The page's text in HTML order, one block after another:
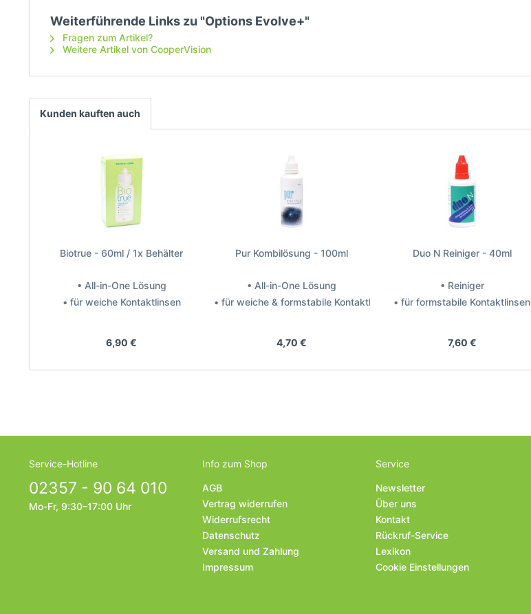
Weiterführende Links zu "Options Evolve+"
Fragen zum Artikel?
Weitere Artikel von CooperVision
Kunden kauften auch
Biotrue - 60ml / 1x Behälter
• All-in-One Lösung
• für weiche Kontaktlinsen
6,90 €
Pur Kombilösung - 100ml
• All-in-One Lösung
• für weiche & formstabile Kontaktlinsen
4,70 €
Duo N Reiniger - 40ml
• Reiniger
• für formstabile Kontaktlinsen
7,60 €
Service-Hotline
02357 - 90 64 010
Mo-Fr, 9:30–17:00 Uhr
Info zum Shop
AGB
Vertrag widerrufen
Widerrufsrecht
Datenschutz
Versand und Zahlung
Impressum
Service
Newsletter
Über uns
Kontakt
Rückruf-Service
Lexikon
Cookie Einstellungen